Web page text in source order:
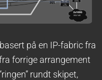
på en IP-fabric fra
forrige arrangement
rundt skipet,